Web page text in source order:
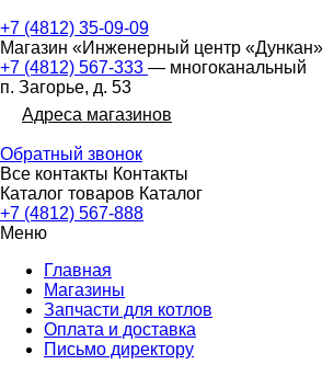
+7 (4812) 35-09-09
Магазин «Инженерный центр «Дункан»
+7 (4812) 567-333 — многоканальный
п. Загорье, д. 53
Адреса магазинов
Обратный звонок
Все контакты Контакты
Каталог товаров Каталог
+7 (4812) 567-888
Меню
Главная
Магазины
Запчасти для котлов
Оплата и доставка
Письмо директору